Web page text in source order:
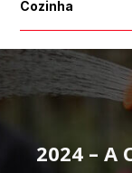
Cozinha
2024 – A